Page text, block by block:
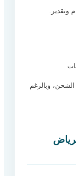
وتقدير.
الشحن، وبالرغم